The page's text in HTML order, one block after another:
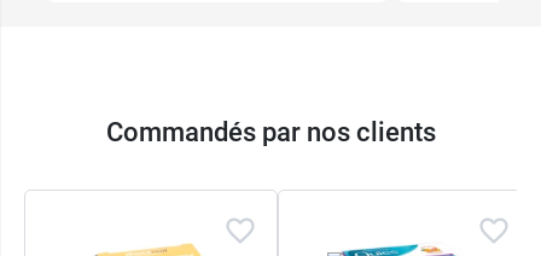
Commandés par nos clients